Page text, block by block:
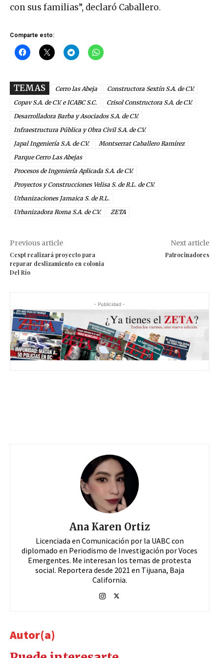
con sus familias”, declaró Caballero.
Comparte esto:
TEMAS Cerro las Abeja
Constructora Sextín S.A. de C.V.
Copav S.A. de C.V. e ICABC S.C.
Crisol Constructora S.A. de C.V.
Desarrolladora Barba y Asociados S.A. de C.V.
Infraestructura Pública y Obra Civil S.A. de C.V.
Japal Ingeniería S.A. de C.V.
Montserrat Caballero Ramírez
Parque Cerro Las Abejas
Procesos de Ingeniería Aplicada S.A. de C.V.
Proyectos y Construcciones Velisa S. de R.L. de C.V.
Urbanizaciones Jamaica S. de R.L.
Urbanizadora Roma S.A. de C.V.
ZETA
Previous article
Cespt realizará proyecto para
reparar deslizamiento en colonia
Del Río
Next article
Patrocinadores
- Publicidad -
Ana Karen Ortiz
Licenciada en Comunicación por la UABC con
diplomado en Periodismo de Investigación por Voces
Emergentes. Me interesan los temas de protesta
social. Reportera desde 2021 en Tijuana, Baja
California.
Autor(a)